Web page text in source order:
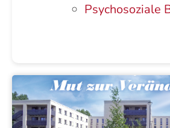
Psychosoziale